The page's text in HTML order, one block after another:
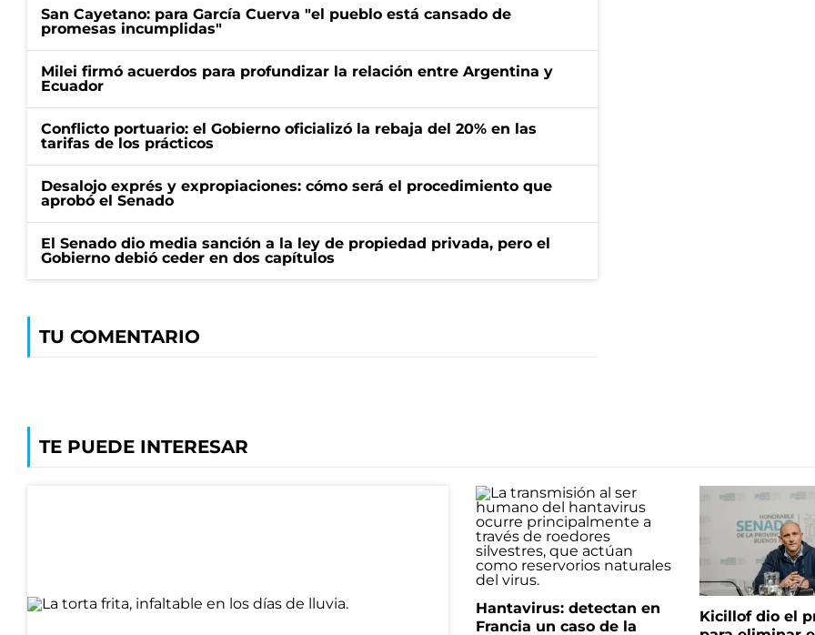
San Cayetano: para García Cuerva "el pueblo está cansado de
promesas incumplidas"
Milei firmó acuerdos para profundizar la relación entre Argentina y
Ecuador
Conflicto portuario: el Gobierno oficializó la rebaja del 20% en las
tarifas de los prácticos
Desalojo exprés y expropiaciones: cómo será el procedimiento que
aprobó el Senado
El Senado dio media sanción a la ley de propiedad privada, pero el
Gobierno debió ceder en dos capítulos
TU COMENTARIO
TE PUEDE INTERESAR
Hantavirus: detectan en
Francia un caso de la
Kicillof dio el